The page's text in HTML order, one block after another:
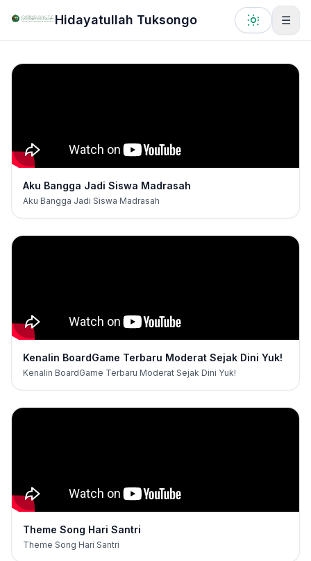
Lewati ke konten utama
Hidayatullah Tuksongo ☰
Aku Bangga Jadi Siswa Madrasah
Aku Bangga Jadi Siswa Madrasah
Kenalin BoardGame Terbaru Moderat Sejak Dini Yuk!
Kenalin BoardGame Terbaru Moderat Sejak Dini Yuk!
Theme Song Hari Santri
Theme Song Hari Santri